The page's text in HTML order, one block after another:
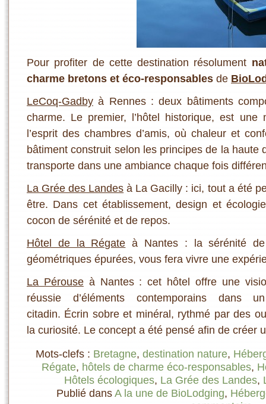
Pour profiter de cette destination résolument
charme bretons et éco-responsables de
LeCoq-Gadby à Rennes : deux bâtiments
charme. Le premier, l’hôtel historique, est
l’esprit des chambres d’amis, où chaleur et
bâtiment construit selon les principes de la haute
transporte dans une ambiance chaque fois
La Grée des Landes à La Gacilly : ici, tout a été
être. Dans cet établissement, design et
cocon de sérénité et de repos.
Hôtel de la Régate à Nantes : la sérénité
géométriques épurées, vous fera vivre une
La Pérouseà Nantes : cet hôtel offre une
réussie d’éléments contemporains dans
citadin. Écrin sobre et minéral, rythmé par des
la curiosité. Le concept a été pensé afin de créer
Mots-clefs : Bretagne, destination nature,
Régate, hôtels de charme éco-responsables,
Hôtels écologiques, La Grée des Landes,
Publié dansA la une de BioLodging,